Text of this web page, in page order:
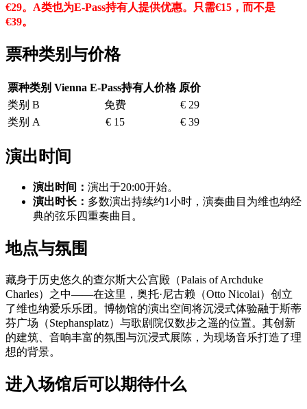
€29。A类也为E-Pass持有人提供优惠。只需€15，而不是
€39。
票种类别与价格
票种类别 Vienna E-Pass持有人价格 原价
类别 B
免费
€ 29
类别 A
€ 15 € 39
演出时间
演出时间： 演出于20:00开始。
演出时长： 多数演出持续约1小时，演奏曲目为维也纳经
典的弦乐四重奏曲目。
地点与氛围
藏身于历史悠久的查尔斯大公宫殿（Palais of Archduke
Charles）之中——在这里，奥托·尼古赖（Otto Nicolai）创立
了维也纳爱乐乐团。博物馆的演出空间将沉浸式体验融于斯蒂
芬广场（Stephansplatz）与歌剧院仅数步之遥的位置。其创新
的建筑、音响丰富的氛围与沉浸式展陈，为现场音乐打造了理
想的背景。
进入场馆后可以期待什么